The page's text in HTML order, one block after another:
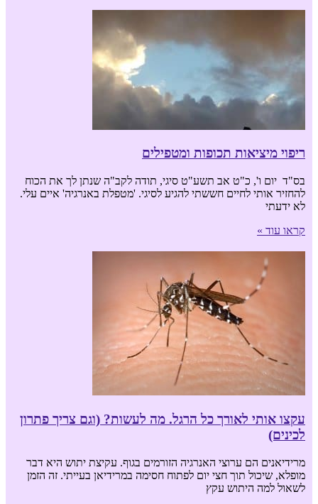
ריפוי מיציאות תכופות ומטפילים
בס"ד יום ו', כ"ט אב תשע"ט סיגי, תודה לקב"ה שנתן לך את הכוח
להחזיר אותי לחיים חששתי להגיע לסיגי. 'מטפלת באנרגיה' איים עלי.
לא ידעתי
קראו עוד »
עקצו אותי לאורך כל הרגל. מה לעשות? (וגם צריך פתרון
לכינים)
מרידיאנים הם ערוצי האנרגיה הזורמים בגוף. עקיצת יתוש היא דבר
מופלא, שיכול תוך חצי יום לפתוח חסימה במרידיאן בעייתי. זה הזמן
לשאול למה היתוש עקץ